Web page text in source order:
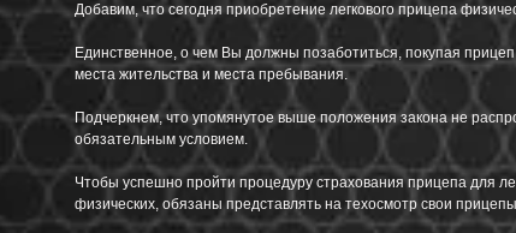
Добавим, что сегодня приобретение легкового прицепа
Единственное, о чем Вы должны позаботиться, покупая
места жительства и места пребывания.
Подчеркнем, что упомянутое выше положения закона не
обязательным условием.
Чтобы успешно пройти процедуру страхования прицепа для
физических, обязаны представлять на техосмотр свои